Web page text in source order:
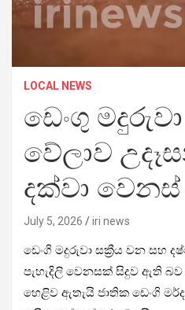
LOCAL NEWS
ඩෙංගු
වේලාව
දක්වා
July 5, 2026 iri news
ඩෙංගි මදුරුවා සක්‍රීය වන සහ
පැහැදිලි වෙනසක් සිදුව ඇති
හෙළිව ඇතැයි ජාතික ඩෙංගි